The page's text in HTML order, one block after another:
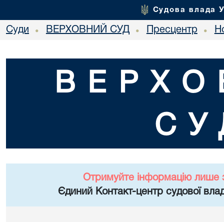
Судова влада
Суди • ВЕРХОВНИЙ СУД • Пресцентр •
Отримуйте інформацію лише
Єдиний Контакт-центр судової